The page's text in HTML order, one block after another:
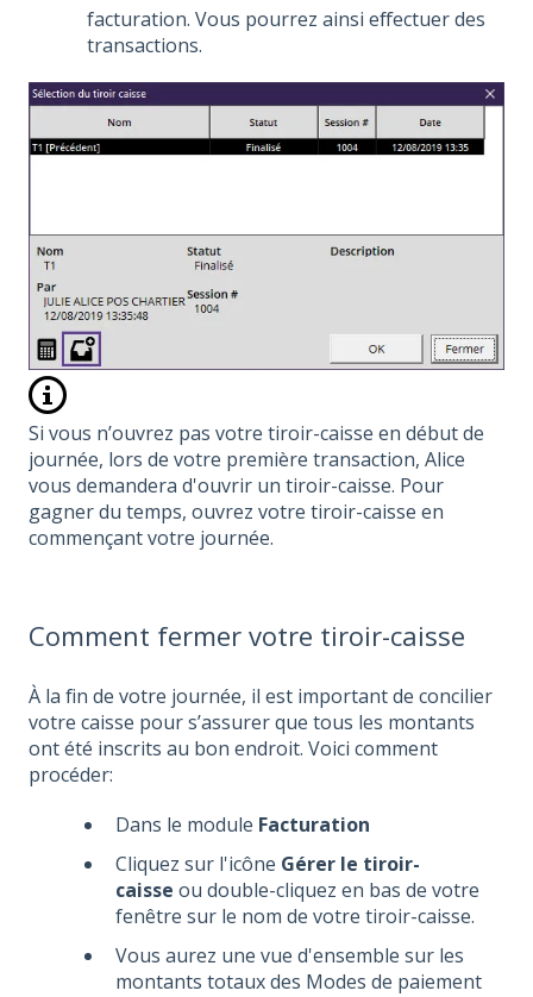
facturation. Vous pourrez ainsi effectuer des
transactions.
Si vous n’ouvrez pas votre tiroir-caisse en début de
journée, lors de votre première transaction, Alice
vous demandera d'ouvrir un tiroir-caisse. Pour
gagner du temps, ouvrez votre tiroir-caisse en
commençant votre journée.
Comment fermer votre tiroir-caisse
À la fin de votre journée, il est important de concilier
votre caisse pour s’assurer que tous les montants
ont été inscrits au bon endroit. Voici comment
procéder:
Dans le module Facturation
Cliquez sur l'icône Gérer le tiroir-
caisse ou double-cliquez en bas de votre
fenêtre sur le nom de votre tiroir-caisse.
Vous aurez une vue d'ensemble sur les
montants totaux des Modes de paiement